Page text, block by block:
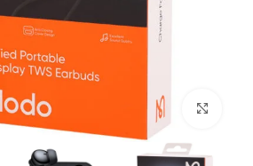
بزرگنمایی تصویر